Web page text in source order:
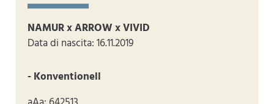
NAMUR x ARROW x VIVID
Data di nascita: 16.11.2019
- Konventionell